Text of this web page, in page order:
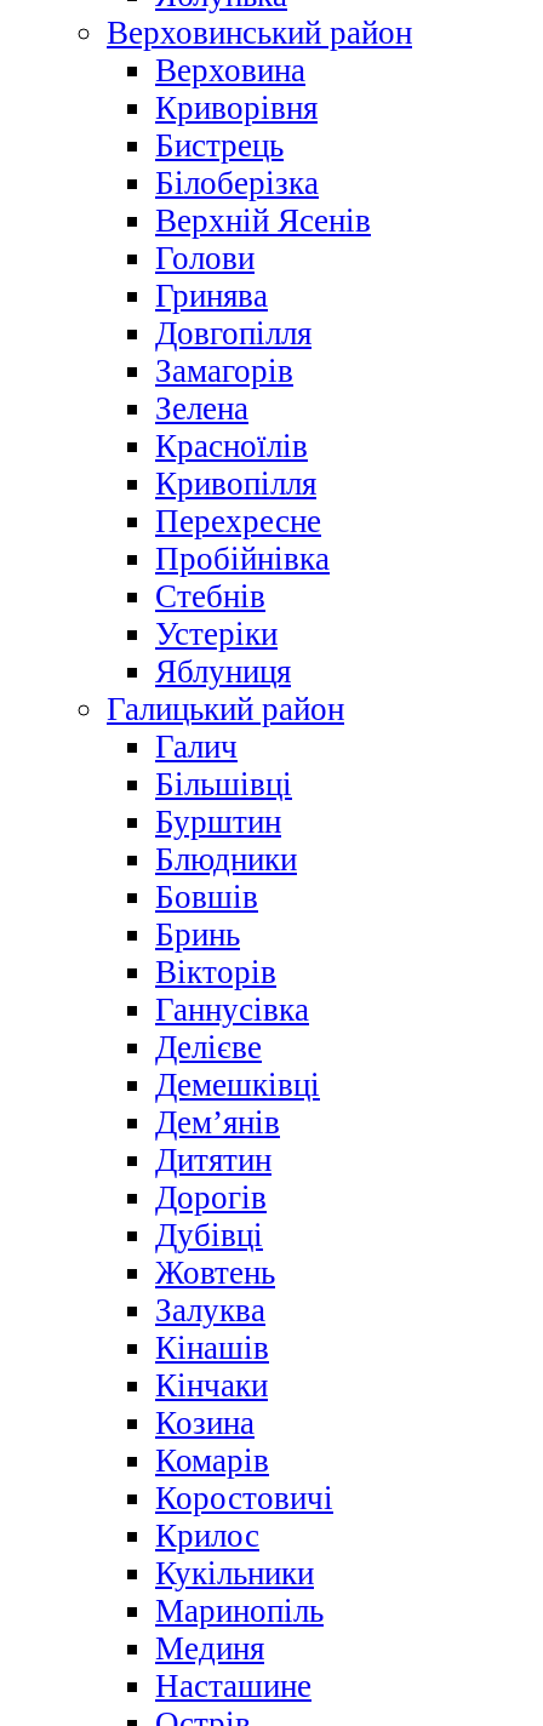
Верховинський район
Верховина
Криворівня
Бистрець
Білоберізка
Верхній Ясенів
Голови
Гринява
Довгопілля
Замагорів
Зелена
Красноїлів
Кривопілля
Перехресне
Пробійнівка
Стебнів
Устеріки
Яблуниця
Галицький район
Галич
Більшівці
Бурштин
Блюдники
Бовшів
Бринь
Вікторів
Ганнусівка
Делієве
Демешківці
Дем’янів
Дитятин
Дорогів
Дубівці
Жовтень
Залуква
Кінашів
Кінчаки
Козина
Комарів
Коростовичі
Крилос
Кукільники
Маринопіль
Мединя
Насташине